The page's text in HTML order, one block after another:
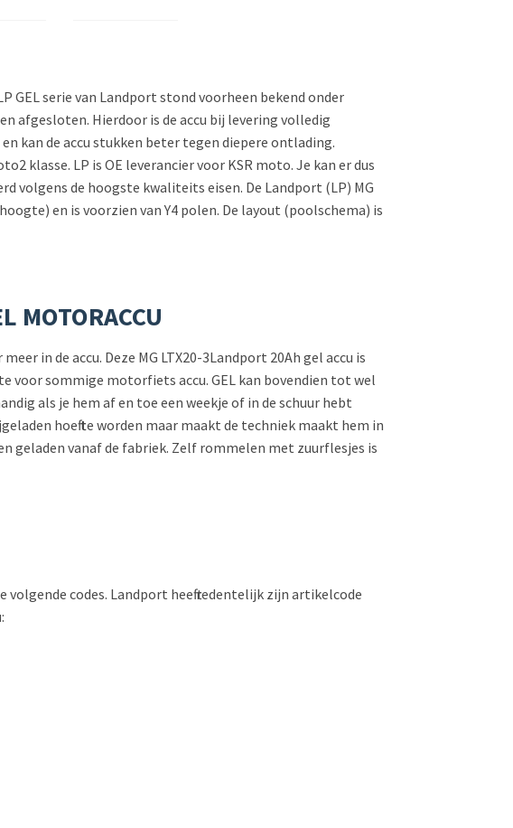
GEL serie van Landport stond voorheen bekend onder
afgesloten. Hierdoor is de accu bij levering volledig
kan de accu stukken beter tegen diepere ontlading.
klasse. LP is OE leverancier voor KSR moto. Je kan er dus
volgens de hoogste kwaliteits eisen. De Landport (LP) MG
en is voorzien van Y4 polen. De layout (poolschema) is
MOTORACCU
in de accu. Deze MG LTX20-3Landport 20Ah gel accu is
voor sommige motorfiets accu. GEL kan bovendien tot wel
als je hem af en toe een weekje of in de schuur hebt
hoeft te worden maar maakt de techniek maakt hem in
geladen vanaf de fabriek. Zelf rommelen met zuurflesjes is
codes. Landport heeft redentelijk zijn artikelcode